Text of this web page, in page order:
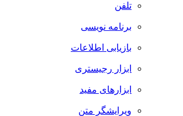
تلفن
برنامه نویسی
بازیابی اطلاعات
ابزار رجیستری
ابزارهای مفید
ویرایشگر متن